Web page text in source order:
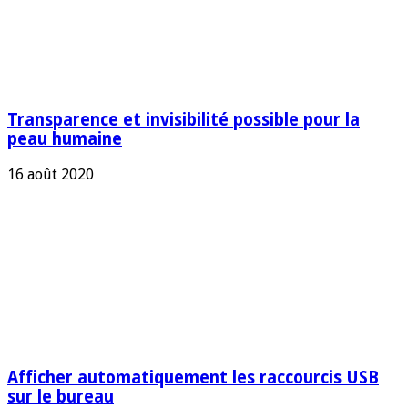
Transparence et invisibilité possible pour la
peau humaine
16 août 2020
Afficher automatiquement les raccourcis USB
sur le bureau